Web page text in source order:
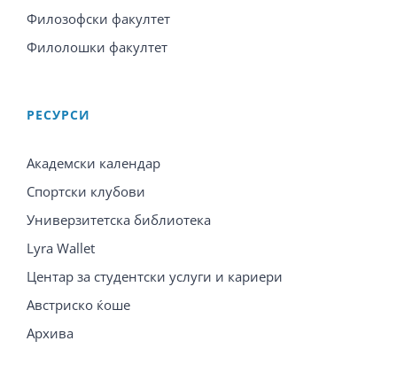
Филозофски факултет
Филолошки факултет
PЕСУРСИ
Академски календар
Спортски клубови
Универзитетска библиотека
Lyra Wallet
Центар за студентски услуги и кариери
Австриско ќоше
Архива